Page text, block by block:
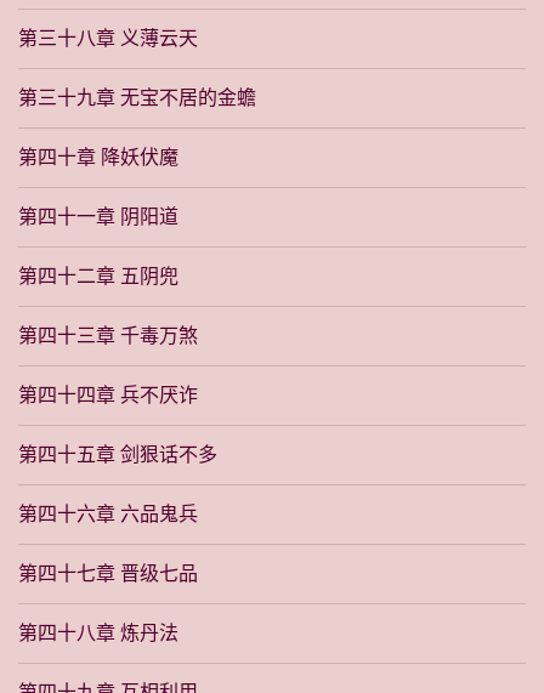
第三十八章 义薄云天
第三十九章 无宝不居的金蟾
第四十章 降妖伏魔
第四十一章 阴阳道
第四十二章 五阴兜
第四十三章 千毒万煞
第四十四章 兵不厌诈
第四十五章 剑狠话不多
第四十六章 六品鬼兵
第四十七章 晋级七品
第四十八章 炼丹法